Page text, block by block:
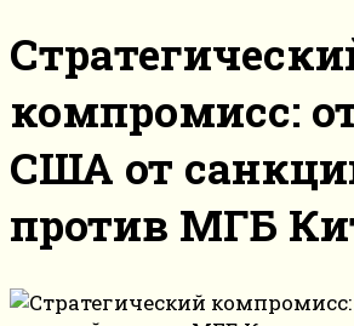
компромисс:
США от
против МГБ